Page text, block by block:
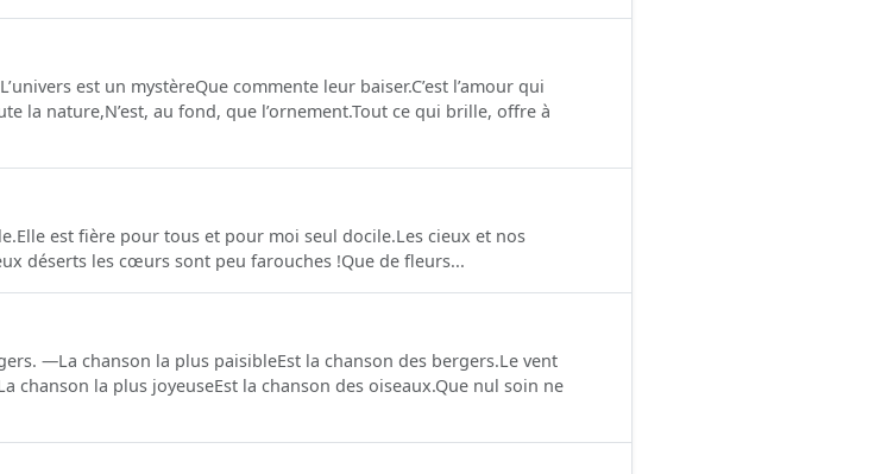
est un mystèreQue commente leur baiser.C’est l’amour qui
la nature,N’est, au fond, que l’ornement.Tout ce qui brille, offre à
est fière pour tous et pour moi seul docile.Les cieux et nos
déserts les cœurs sont peu farouches !Que de fleurs...
—La chanson la plus paisibleEst la chanson des bergers.Le vent
chanson la plus joyeuseEst la chanson des oiseaux.Que nul soin ne